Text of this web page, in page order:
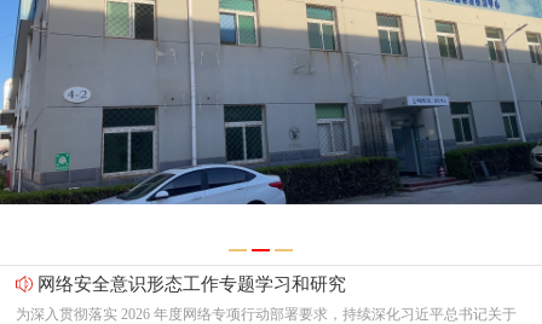
网络安全意识形态工作专题学习和研究
为深入贯彻落实 2026 年度网络专项行动部署要求，持续深化习近平总书记关于